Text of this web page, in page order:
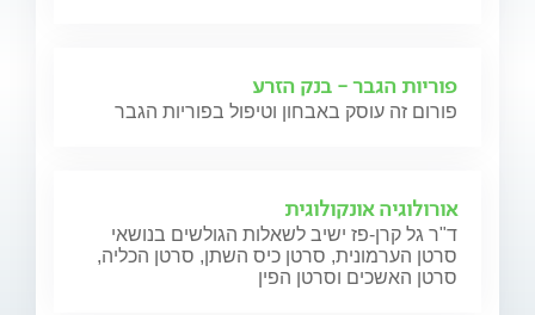
פוריות הגבר - בנק הזרע
פורום זה עוסק באבחון וטיפול בפוריות הגבר
אורולוגיה אונקולוגית
ד"ר גל קרן-פז ישיב לשאלות הגולשים בנושאי
סרטן הערמונית, סרטן כיס השתן, סרטן הכליה,
סרטן האשכים וסרטן הפין